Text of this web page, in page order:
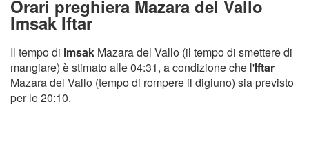
Orari preghiera Mazara del Vallo
Imsak Iftar
Il tempo di imsak Mazara del Vallo (il tempo di smettere di
mangiare) è stimato alle 04:31, a condizione che l'Iftar
Mazara del Vallo (tempo di rompere il digiuno) sia previsto
per le 20:10.